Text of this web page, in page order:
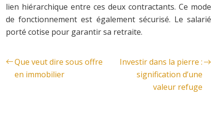
lien hiérarchique entre ces deux contractants. Ce mode
de fonctionnement est également sécurisé. Le salarié
porté cotise pour garantir sa retraite.
Que veut dire sous offre
en immobilier
Investir dans la pierre :
signification d’une
valeur refuge